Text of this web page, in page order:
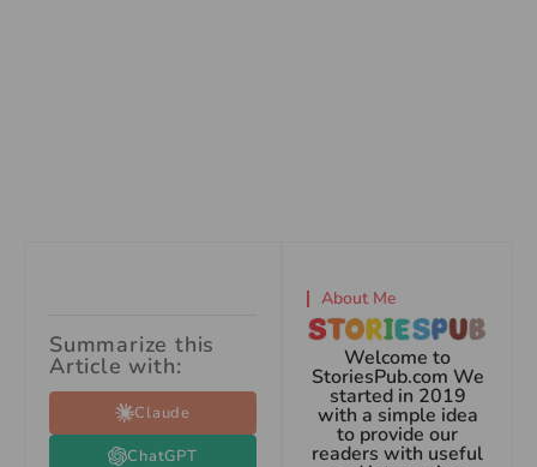
Summarize this
Article with:
Claude
ChatGPT
About Me
Welcome to
StoriesPub.com We
started in 2019
with a simple idea
to provide our
readers with useful